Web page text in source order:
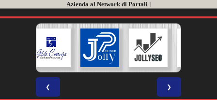
Azienda al Network di Portali]
❮ ❯